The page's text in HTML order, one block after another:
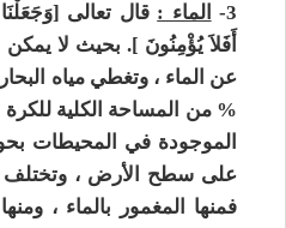
3- الماء : قال تعالى
أَفَلاَ يُؤْمِنُونَ ]. بحيث لا
عن الماء ، وتغطي مياه
% من المساحة الكلية للكرة
على سطح الأرض ، وتختلف
فمنها المغمور بالماء ،